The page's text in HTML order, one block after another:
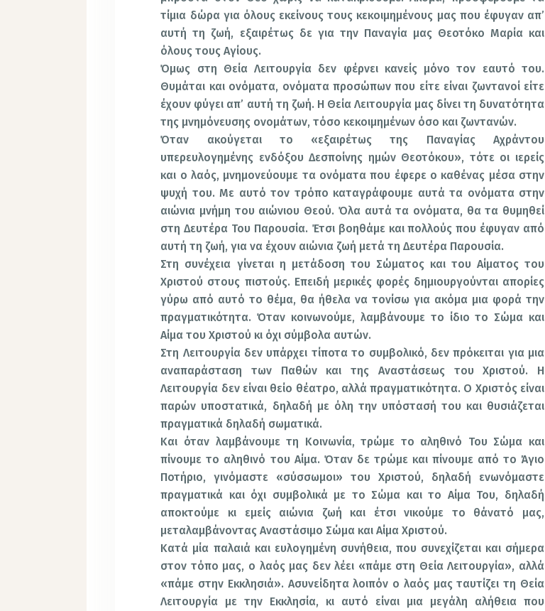
τίμια δώρα για όλους εκείνους τους κεκοιμημένους μας που έφυγαν απ’
αυτή τη ζωή, εξαιρέτως δε για την Παναγία μας Θεοτόκο Μαρία και
όλους τους Αγίους.
Όμως στη Θεία Λειτουργία δεν φέρνει κανείς μόνο τον εαυτό του.
Θυμάται και ονόματα, ονόματα προσώπων που είτε είναι ζωντανοί είτε
έχουν φύγει απ’ αυτή τη ζωή. Η Θεία Λειτουργία μας δίνει τη δυνατότητα
της μνημόνευσης ονομάτων, τόσο κεκοιμημένων όσο και ζωντανών.
Όταν ακούγεται το «εξαιρέτως της Παναγίας Αχράντου
υπερευλογημένης ενδόξου Δεσποίνης ημών Θεοτόκου», τότε οι ιερείς
και ο λαός, μνημονεύουμε τα ονόματα που έφερε ο καθένας μέσα στην
ψυχή του. Με αυτό τον τρόπο καταγράφουμε αυτά τα ονόματα στην
αιώνια μνήμη του αιώνιου Θεού. Όλα αυτά τα ονόματα, θα τα θυμηθεί
στη Δευτέρα Του Παρουσία. Έτσι βοηθάμε και πολλούς που έφυγαν από
αυτή τη ζωή, για να έχουν αιώνια ζωή μετά τη Δευτέρα Παρουσία.
Στη συνέχεια γίνεται η μετάδοση του Σώματος και του Αίματος του
Χριστού στους πιστούς. Επειδή μερικές φορές δημιουργούνται απορίες
γύρω από αυτό το θέμα, θα ήθελα να τονίσω για ακόμα μια φορά την
πραγματικότητα. Όταν κοινωνούμε, λαμβάνουμε το ίδιο το Σώμα και
Αίμα του Χριστού κι όχι σύμβολα αυτών.
Στη Λειτουργία δεν υπάρχει τίποτα το συμβολικό, δεν πρόκειται για μια
αναπαράσταση των Παθών και της Αναστάσεως του Χριστού. Η
Λειτουργία δεν είναι θείο θέατρο, αλλά πραγματικότητα. Ο Χριστός είναι
παρών υποστατικά, δηλαδή με όλη την υπόστασή του και θυσιάζεται
πραγματικά δηλαδή σωματικά.
Και όταν λαμβάνουμε τη Κοινωνία, τρώμε το αληθινό Του Σώμα και
πίνουμε το αληθινό του Αίμα. Όταν δε τρώμε και πίνουμε από το Άγιο
Ποτήριο, γινόμαστε «σύσσωμοι» του Χριστού, δηλαδή ενωνόμαστε
πραγματικά και όχι συμβολικά με το Σώμα και το Αίμα Του, δηλαδή
αποκτούμε κι εμείς αιώνια ζωή και έτσι νικούμε το θάνατό μας,
μεταλαμβάνοντας Αναστάσιμο Σώμα και Αίμα Χριστού.
Κατά μία παλαιά και ευλογημένη συνήθεια, που συνεχίζεται και σήμερα
στον τόπο μας, ο λαός μας δεν λέει «πάμε στη Θεία Λειτουργία», αλλά
«πάμε στην Εκκλησιά». Ασυνείδητα λοιπόν ο λαός μας ταυτίζει τη Θεία
Λειτουργία με την Εκκλησία, κι αυτό είναι μια μεγάλη αλήθεια που